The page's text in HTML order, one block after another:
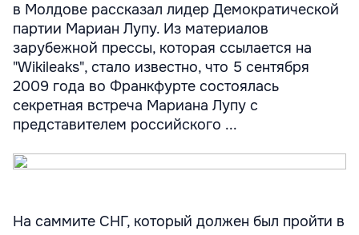
в Молдове рассказал лидер Демократической
партии Мариан Лупу. Из материалов
зарубежной прессы, которая ссылается на
"Wikileaks", стало известно, что 5 сентября
2009 года во Франкфурте состоялась
секретная встреча Мариана Лупу с
представителем российского ...
На саммите СНГ, который должен был пройти в